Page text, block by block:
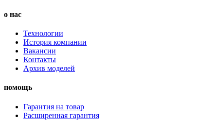
о нас
Технологии
История компании
Вакансии
Контакты
Архив моделей
помощь
Гарантия на товар
Расширенная гарантия